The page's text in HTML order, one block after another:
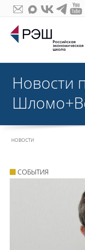
Новости
НОВОСТИ
СОБЫТИЯ